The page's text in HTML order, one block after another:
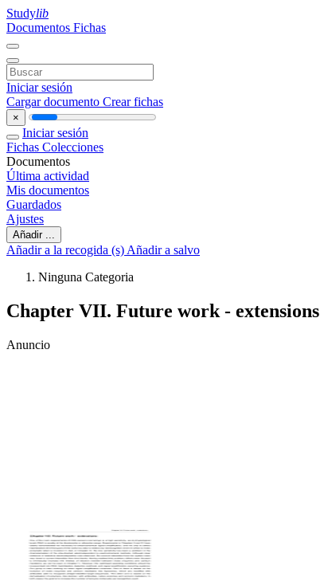
Studylib
Documentos Fichas
Iniciar sesión
Cargar documento Crear fichas
×
Iniciar sesión
Fichas Colecciones
Documentos
Última actividad
Mis documentos
Guardados
Ajustes
Añadir ...
Añadir a la recogida (s) Añadir a salvo
Ninguna Categoria
Chapter VII. Future work - extensions
Anuncio